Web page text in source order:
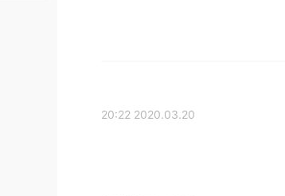
2020.03.20 20:22